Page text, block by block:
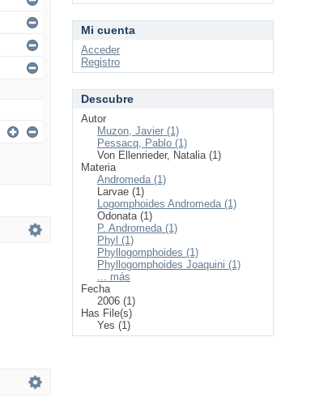
Mi cuenta
Acceder
Registro
Descubre
Autor
Muzon, Javier (1)
Pessacq, Pablo (1)
Von Ellenrieder, Natalia (1)
Materia
Andromeda (1)
Larvae (1)
Logomphoides Andromeda (1)
Odonata (1)
P. Andromeda (1)
Phyl (1)
Phyllogomphoides (1)
Phyllogomphoides Joaquini (1)
... más
Fecha
2006 (1)
Has File(s)
Yes (1)